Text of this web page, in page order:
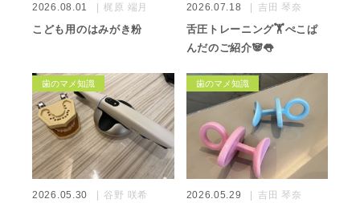
2026.08.01 梶原 端月
こども用のはみがき粉
2026.07.18 吉田 琴奈
舌圧トレーニング🏋️ぺこぱ
んだのご紹介🐼👅
歯のマメ知識
2026.05.30 谷野 咲希
歯のマメ知識
2026.05.29 吉田 琴奈